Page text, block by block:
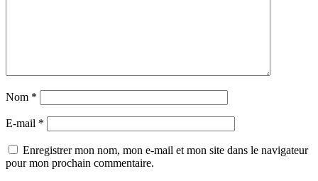
Nom *
E-mail *
Enregistrer mon nom, mon e-mail et mon site dans le navigateur
pour mon prochain commentaire.